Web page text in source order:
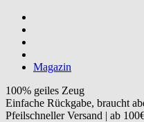
Magazin
100% geiles Zeug
Einfache Rückgabe, braucht
Pfeilschneller Versand | ab